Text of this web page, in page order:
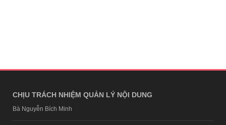
CHỊU TRÁCH NHIỆM QUẢN LÝ NỘI DUNG
Bà Nguyễn Bích Minh